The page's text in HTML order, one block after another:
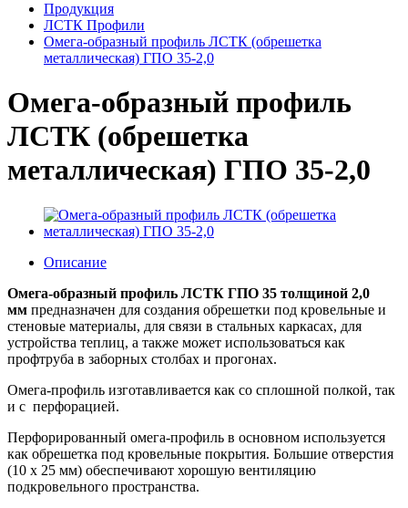
Продукция
ЛСТК Профили
Омега-образный профиль ЛСТК (обрешетка
металлическая) ГПО 35-2,0
Омега-образный профиль
ЛСТК (обрешетка
металлическая) ГПО 35-2,0
Описание
Омега-образный профиль ЛСТК ГПО 35 толщиной 2,0
мм предназначен для создания обрешетки под кровельные и
стеновые материалы, для связи в стальных каркасах, для
устройства теплиц, а также может использоваться как
профтруба в заборных столбах и прогонах.
Омега-профиль изготавливается как со сплошной полкой, так
и с перфорацией.
Перфорированный омега-профиль в основном используется
как обрешетка под кровельные покрытия. Большие отверстия
(10 х 25 мм) обеспечивают хорошую вентиляцию
подкровельного пространства.